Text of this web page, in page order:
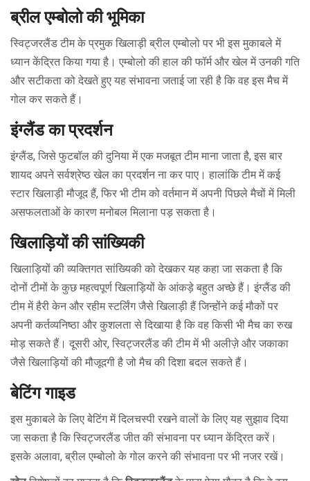
ब्रील एम्बोलो की भूमिका
स्विट्जरलैंड टीम के प्रमुक खिलाड़ी ब्रील एम्बोलो पर भी इस मुकाबले में
ध्यान केंद्रित किया गया है। एम्बोलो की हाल की फॉर्म और खेल में उनकी गति
और सटीकता को देखते हुए यह संभावना जताई जा रही है कि वह इस मैच में
गोल कर सकते हैं।
इंग्लैंड का प्रदर्शन
इंग्लैंड, जिसे फुटबॉल की दुनिया में एक मजबूत टीम माना जाता है, इस बार
शायद अपने सर्वश्रेष्ठ खेल का प्रदर्शन ना कर पाए। हालांकि टीम में कई
स्टार खिलाड़ी मौजूद हैं, फिर भी टीम को वर्तमान में अपनी पिछले मैचों में मिली
असफलताओं के कारण मनोबल मिलाना पड़ सकता है।
खिलाड़ियों की सांख्यिकी
खिलाड़ियों की व्यक्तिगत सांख्यिकी को देखकर यह कहा जा सकता है कि
दोनों टीमों के कुछ महत्वपूर्ण खिलाड़ियों के आंकड़े बहुत अच्छे हैं। इंग्लैंड की
टीम में हैरी केन और रहीम स्टर्लिंग जैसे खिलाड़ी हैं जिन्होंने कई मौकों पर
अपनी कर्तव्यनिष्ठा और कुशलता से दिखाया है कि वह किसी भी मैच का रुख
मोड़ सकते हैं। दूसरी ओर, स्विट्जरलैंड की टीम में भी अलीज़े और जकाका
जैसे खिलाड़ियों की मौजूदगी है जो मैच की दिशा बदल सकते हैं।
बेटिंग गाइड
इस मुकाबले के लिए बेटिंग में दिलचस्पी रखने वालों के लिए यह सुझाव दिया
जा सकता है कि स्विट्जरलैंड जीत की संभावना पर ध्यान केंद्रित करें।
इसके अलावा, ब्रील एम्बोलो के गोल करने की संभावना पर भी नजर रखें।